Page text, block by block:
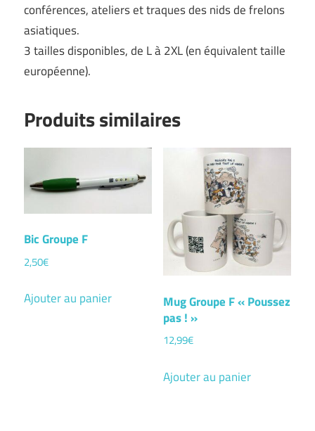
conférences, ateliers et traques des nids de frelons
asiatiques.
3 tailles disponibles, de L à 2XL (en équivalent taille
européenne).
Produits similaires
Bic Groupe F
2,50€
Ajouter au panier
Mug Groupe F « Poussez
pas ! »
12,99€
Ajouter au panier